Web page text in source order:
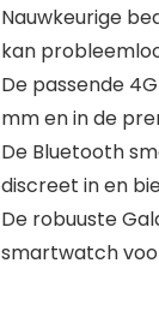
Nauwkeurige
kan
De passende
mm en in de
De Bluetooth
discreet in en
De robuuste
smartwatch